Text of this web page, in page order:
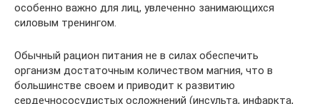
особенно важно для лиц, увлеченно занимающихся
силовым тренингом.
Обычный рацион питания не в силах обеспечить
организм достаточным количеством магния, что в
большинстве своем и приводит к развитию
сердечнососудистых осложнений (инсульта, инфаркта,